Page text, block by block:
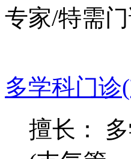
专家/特需
多学科门诊
擅长：